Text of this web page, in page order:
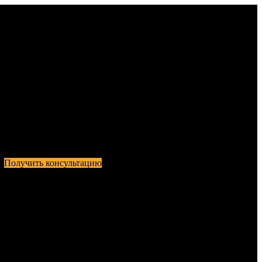
Получить консультацию